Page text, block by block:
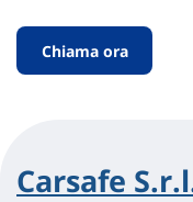
Chiama ora
Carsafe